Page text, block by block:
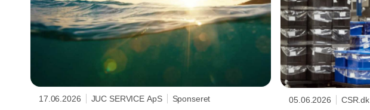
17.06.2026 JUC SERVICE ApS Sponseret 05.06.2026 CSR.dk